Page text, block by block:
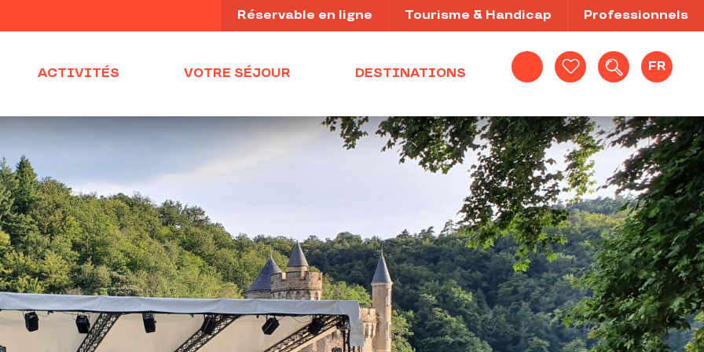
Recherche
FR
Réservable en ligne Tourisme & Handicap Professionnels
ACTIVITÉS VOTRE SÉJOUR DESTINATIONS